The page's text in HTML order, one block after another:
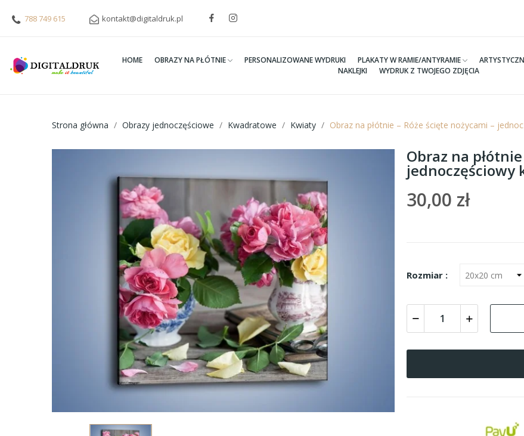
788 749 615 kontakt@digitaldruk.pl
HOME OBRAZY NA PŁÓTNIE PERSONALIZOWANE WYDRUKI PLAKATY W RAMIE/ANTYRAMIE
NAKLEJKI
WYDRUK Z TWOJEGO ZDJĘCIA
Strona główna Obrazy jednoczęściowe Kwadratowe Kwiaty Obraz na płótnie – Róże ścięte nożycami –
Obraz na
jednoczęściowy
30,00 zł
Rozmiar :